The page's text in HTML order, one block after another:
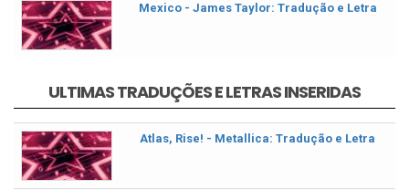
Mexico - James Taylor: Tradução e Letra
ULTIMAS TRADUÇÕES E LETRAS INSERIDAS
Atlas, Rise! - Metallica: Tradução e Letra